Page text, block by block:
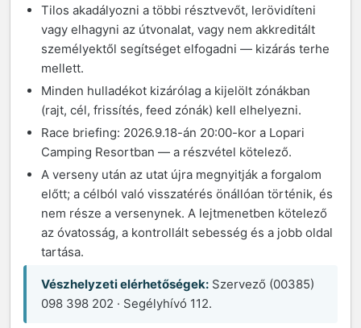
Tilos akadályozni a többi résztvevőt, lerövidíteni
vagy elhagyni az útvonalat, vagy nem akkreditált
személyektől segítséget elfogadni — kizárás terhe
mellett.
Minden hulladékot kizárólag a kijelölt zónákban
(rajt, cél, frissítés, feed zónák) kell elhelyezni.
Race briefing: 2026.9.18-án 20:00-kor a Lopari
Camping Resortban — a részvétel kötelező.
A verseny után az utat újra megnyitják a forgalom
előtt; a célból való visszatérés önállóan történik, és
nem része a versenynek. A lejtmenetben kötelező
az óvatosság, a kontrollált sebesség és a jobb oldal
tartása.
Vészhelyzeti elérhetőségek: Szervező (00385)
098 398 202 · Segélyhívó 112.